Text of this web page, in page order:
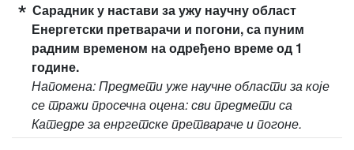
Сарадник у настави за ужу научну област
Енергетски претварачи и погони, са пуним
радним временом на одређено време од 1
године.
Напомена: Предмети уже научне области за које
се тражи просечна оцена: сви предмети са
Катедре за енргетске претвараче и погоне.